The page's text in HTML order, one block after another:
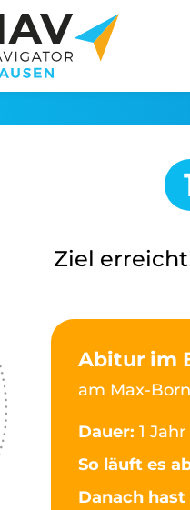
Ziel
Abitur im
am Max-
Dauer: 1 Jahr
So läuft es
Danach hast